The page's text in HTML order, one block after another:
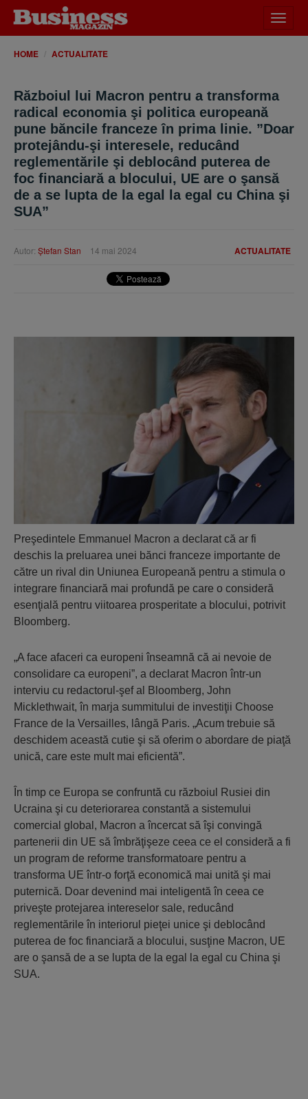
meniu
HOME ACTUALITATE
Războiul lui Macron pentru a transforma
radical economia şi politica europeană
pune băncile franceze în prima linie. ”Doar
protejându-şi interesele, reducând
reglementările şi deblocând puterea de
foc financiară a blocului, UE are o şansă
de a se lupta de la egal la egal cu China şi
SUA”
ACTUALITATE
Autor: Ştefan Stan 14 mai 2024
Preşedintele Emmanuel Macron a declarat că ar fi
deschis la preluarea unei bănci franceze importante de
către un rival din Uniunea Europeană pentru a stimula o
integrare financiară mai profundă pe care o consideră
esenţială pentru viitoarea prosperitate a blocului, potrivit
Bloomberg.
„A face afaceri ca europeni înseamnă că ai nevoie de
consolidare ca europeni”, a declarat Macron într-un
interviu cu redactorul-şef al Bloomberg, John
Micklethwait, în marja summitului de investiţii Choose
France de la Versailles, lângă Paris. „Acum trebuie să
deschidem această cutie şi să oferim o abordare de piaţă
unică, care este mult mai eficientă”.
În timp ce Europa se confruntă cu războiul Rusiei din
Ucraina şi cu deteriorarea constantă a sistemului
comercial global, Macron a încercat să îşi convingă
partenerii din UE să îmbrăţişeze ceea ce el consideră a fi
un program de reforme transformatoare pentru a
transforma UE într-o forţă economică mai unită şi mai
puternică. Doar devenind mai inteligentă în ceea ce
priveşte protejarea intereselor sale, reducând
reglementările în interiorul pieţei unice şi deblocând
puterea de foc financiară a blocului, susţine Macron, UE
are o şansă de a se lupta de la egal la egal cu China şi
SUA.